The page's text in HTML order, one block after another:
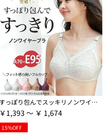
すっぽり包んでスッキリノンワイヤーブラ
￥1,393 ～ ￥ 1,674
15%OFF